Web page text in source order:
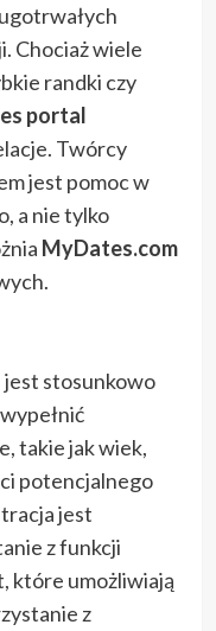
Chociaż wiele
randki czy
portal
Twórcy
jest pomoc w
a nie tylko
MyDates.com
jest stosunkowo
takie jak wiek,
potencjalnego
jest
z funkcji
które umożliwiają
z